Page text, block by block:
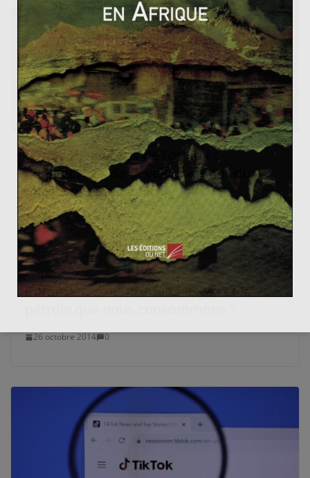
Le solaire au pays de l’or noir :
perspectives de développement du
photovoltaïque en Iran
7 octobre 2015 0
Comment sont produits le gaz et le
26 octobre 2014 0